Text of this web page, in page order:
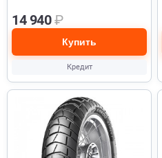
14 940₽
Купить
Кредит